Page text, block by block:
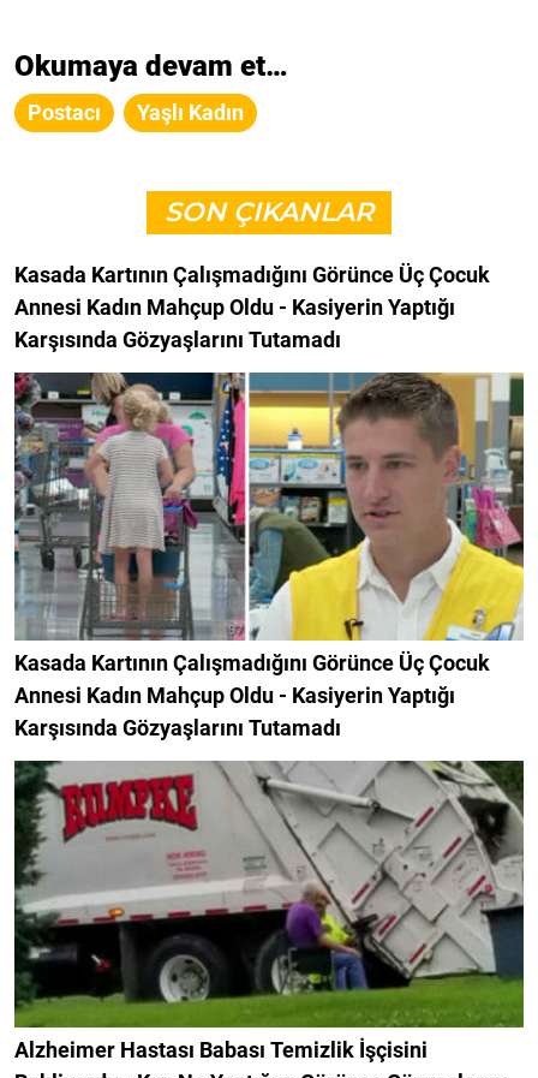
Okumaya devam et…
Postacı Yaşlı Kadın
SON ÇIKANLAR
Kasada Kartının Çalışmadığını Görünce Üç Çocuk
Annesi Kadın Mahçup Oldu - Kasiyerin Yaptığı
Karşısında Gözyaşlarını Tutamadı
Kasada Kartının Çalışmadığını Görünce Üç Çocuk
Annesi Kadın Mahçup Oldu - Kasiyerin Yaptığı
Karşısında Gözyaşlarını Tutamadı
Alzheimer Hastası Babası Temizlik İşçisini